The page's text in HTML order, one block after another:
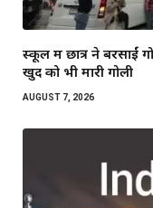
स्कूल में छात्र ने बरसाईं
खुद को भी मारी गोली
AUGUST 7, 2026